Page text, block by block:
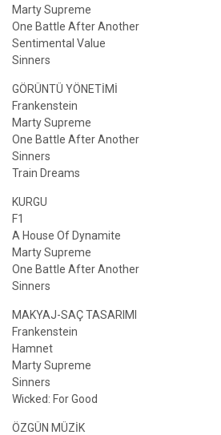
Marty Supreme
One Battle After Another
Sentimental Value
Sinners
GÖRÜNTÜ YÖNETİMİ
Frankenstein
Marty Supreme
One Battle After Another
Sinners
Train Dreams
KURGU
F1
A House Of Dynamite
Marty Supreme
One Battle After Another
Sinners
MAKYAJ-SAÇ TASARIMI
Frankenstein
Hamnet
Marty Supreme
Sinners
Wicked: For Good
ÖZGÜN MÜZİK